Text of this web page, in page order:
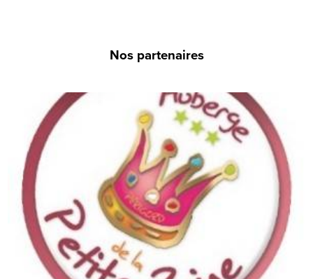
Nos partenaires